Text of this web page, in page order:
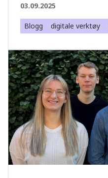
03.09.2025
Blogg digitale verktøy